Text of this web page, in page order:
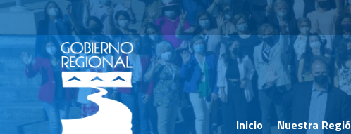
Inicio Nuestra